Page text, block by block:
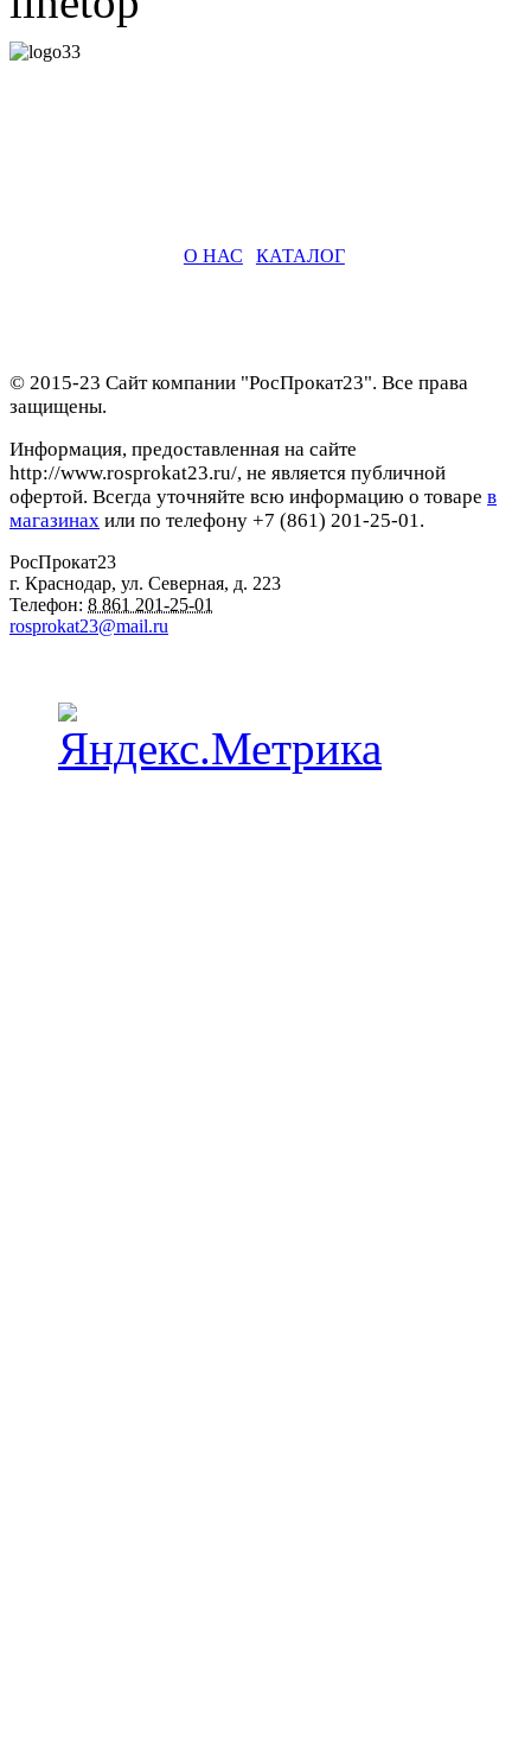
О НАС КАТАЛОГ
© 2015-23 Сайт компании "РосПрокат23". Все права
защищены.
Информация, предоставленная на сайте
http://www.rosprokat23.ru/, не является публичной
офертой. Всегда уточняйте всю информацию о товаре в
магазинах или по телефону +7 (861) 201-25-01.
РосПрокат23
г. Краснодар, ул. Северная, д. 223
Телефон: 8 861 201-25-01
rosprokat23@mail.ru